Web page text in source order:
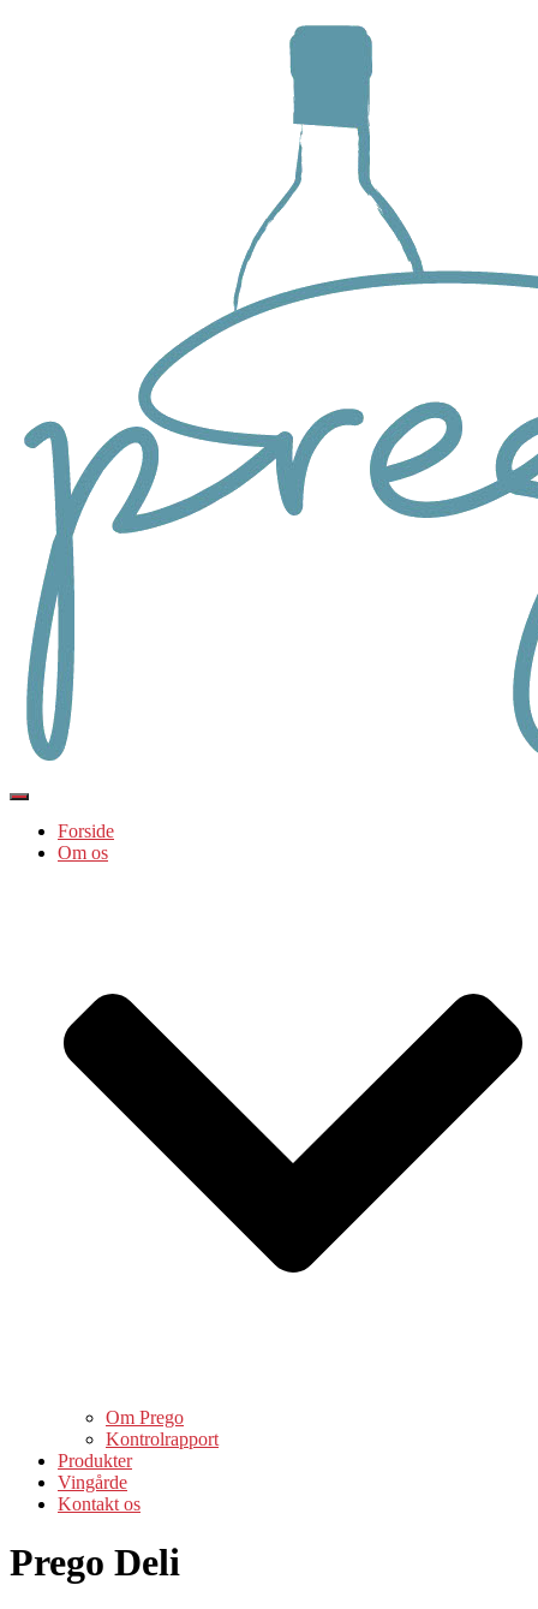
Skift navigation
Forside
Om os
Om Prego
Kontrolrapport
Produkter
Vingårde
Kontakt os
Prego Deli